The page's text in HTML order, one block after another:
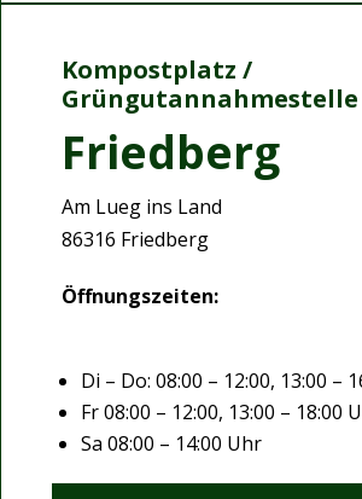
Kompostplatz /
Grüngutannahmestelle
Friedberg
Am Lueg ins Land
86316 Friedberg
Öffnungszeiten:
Di – Do: 08:00 – 12:00, 13:00 –
Fr 08:00 – 12:00, 13:00 – 18:00
Sa 08:00 – 14:00 Uhr